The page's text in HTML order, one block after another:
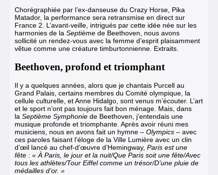
Chorégraphiée par l’ex-danseuse du Crazy Horse, Pika
Matador, la performance sera retransmise en direct sur
France 2. L’avant-veille, intrigués par cette idée née sur les
harmonies de la Septième de Beethoven, nous avons
sollicité un rendez-vous avec la femme d’esprit plaisamment
vêtue comme une créature timburtonnienne. Extraits.
Beethoven, profond et triomphant
Il y a quelques années, alors que je chantais Purcell au
Grand Palais, certains membres du Comité olympique, la
cellule culturelle, et Anne Hidalgo, sont venus m’écouter. L’art
et le sport n’ont pas toujours fait bon ménage. Mais, dans
la Septième Symphonie de Beethoven, j’entendais une
musique profonde et triomphante. Après avoir réuni mes
musiciens, nous en avons fait un hymne – Olympics – avec
ces paroles faisant l’éloge de la Ville Lumière avec un clin
d’œil lancé au chef-d’œuvre d’Hemingway, Paris est une
fête : « À Paris, le jour et la nuit/Que Paris soit une fête/Avec
tous les athlètes/Tour Eiffel comme un trésor/D’une pluie de
médailles d’or. »